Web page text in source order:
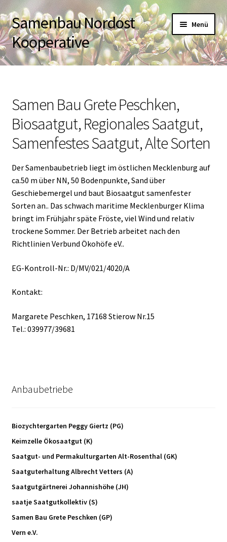
Zur
Navigation
springen
Zum
Inhalt
springen
Samenbau Nordost
Kooperative
Menü
Über uns
Samenbau Nordost Kooperative
Rosenthal
Samen Bau Grete Peschken
Keimzelle – Ökosaatgut aus Brandenburg
Vetters
Saatgutgärtnerei Johannishöhe –
Biozychtergarten, Peggy Giertz
Wildsamen-Insel Uta Kietsch
Links / Partner
Shop
Warenkorb
Samen Bau Grete Peschken,
Biosaatgut, Regionales Saatgut,
Samenfestes Saatgut, Alte Sorten
Der Samenbaubetrieb liegt im östlichen Mecklenburg auf
ca.50 m über NN, 50 Bodenpunkte, Sand über
Geschiebemergel und baut Biosaatgut samenfester
Sorten an.. Das schwach maritime Mecklenburger Klima
bringt im Frühjahr späte Fröste, viel Wind und relativ
trockene Sommer. Der Betrieb arbeitet nach den
Richtlinien Verbund Ökohöfe eV..
EG-Kontroll-Nr.: D/MV/021/4020/A
Kontakt:
Margarete Peschken, 17168 Stierow Nr.15
Tel.: 039977/39681
Anbaubetriebe
Biozychtergarten Peggy Giertz (PG)
Keimzelle Ökosaatgut (K)
Saatgut- und Permakulturgarten Alt-Rosenthal (GK)
Saatguterhaltung Albrecht Vetters (A)
Saatgutgärtnerei Johannishöhe (JH)
saatje Saatgutkollektiv (S)
Samen Bau Grete Peschken (GP)
Vern e.V.